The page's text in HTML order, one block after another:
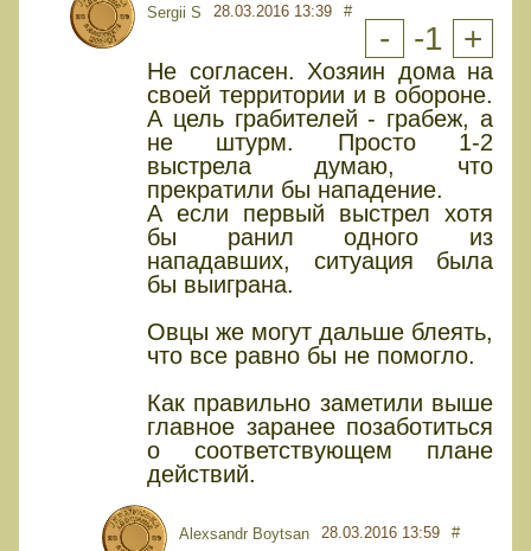
Sergii S 28.03.2016 13:39 #
- -1 +
Не согласен. Хозяин дома на
своей территории и в обороне.
А цель грабителей - грабеж, а
не штурм. Просто 1-2
выстрела думаю, что
прекратили бы нападение.
А если первый выстрел хотя
бы ранил одного из
нападавших, ситуация была
бы выиграна.
Овцы же могут дальше блеять,
что все равно бы не помогло.
Как правильно заметили выше
главное заранее позаботиться
о соответствующем плане
действий.
Alexsandr Boytsan 28.03.2016 13:59 #